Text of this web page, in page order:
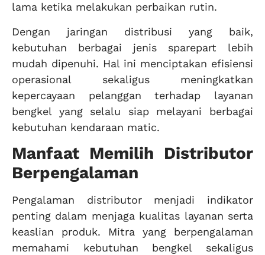
lama ketika melakukan perbaikan rutin.
Dengan jaringan distribusi yang baik,
kebutuhan berbagai jenis sparepart lebih
mudah dipenuhi. Hal ini menciptakan efisiensi
operasional sekaligus meningkatkan
kepercayaan pelanggan terhadap layanan
bengkel yang selalu siap melayani berbagai
kebutuhan kendaraan matic.
Manfaat Memilih Distributor
Berpengalaman
Pengalaman distributor menjadi indikator
penting dalam menjaga kualitas layanan serta
keaslian produk. Mitra yang berpengalaman
memahami kebutuhan bengkel sekaligus